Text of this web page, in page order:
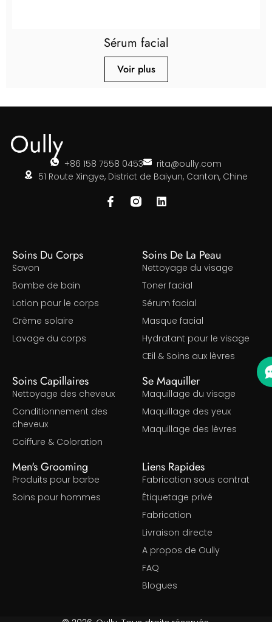
Sérum facial
Voir plus
+86 158 7558 0453
rita@oully.com
51 Route Xingye, District de Baiyun, Canton, Chine
Soins Du Corps
Savon
Bombe de bain
Lotion pour le corps
Crème solaire
Lavage du corps
Soins De La Peau
Nettoyage du visage
Toner facial
Sérum facial
Masque facial
Hydratant pour le visage
Œil & Soins aux lèvres
Soins Capillaires
Nettoyage des cheveux
Conditionnement des
cheveux
Coiffure & Coloration
Se Maquiller
Maquillage du visage
Maquillage des yeux
Maquillage des lèvres
Men's Grooming
Produits pour barbe
Soins pour hommes
Liens Rapides
Fabrication sous contrat
Étiquetage privé
Fabrication
Livraison directe
A propos de Oully
FAQ
Blogues